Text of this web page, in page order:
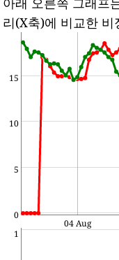
리(X축)에 비교한
0
5
10
15
04 Aug
1